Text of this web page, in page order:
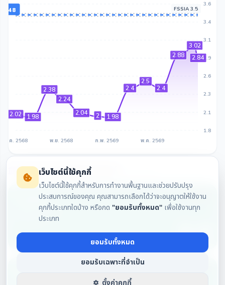
3.6
3.4
3.1
2.9
2.6
2.3
2.1
1.8
2.02 1.98
2.38
2.24
2.04
2 1.98
2.4
2.5
2.4
2.88
3.02
2.84
ส.ค. 2568 พ.ย. 2568 ก.พ. 2569 พ.ค. 2569
KS 3.5 FSSIA 3.5
3.48
คำแนะนำรายบริษัทหลักทรัพย์
Buy
FSSIA
อัพไซด์: 25.00%
04/08/2569 3.5
เว็บไซต์นี้ใช้คุกกี้
เว็บไซต์นี้ใช้คุกกี้สำหรับการทำงานพื้นฐานและช่วยปรับปรุง
ประสบการณ์ของคุณ คุณสามารถเลือกได้ว่าจะอนุญาตให้ใช้งาน
คุกกี้ประเภทใดบ้าง หรือกด "ยอมรับทั้งหมด" เพื่อใช้งานทุก
ประเภท
ยอมรับทั้งหมด
ยอมรับเฉพาะที่จำเป็น
ตั้งค่าคุกกี้